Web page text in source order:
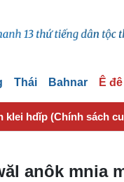
Thái Bahnar Ê đê
klei hdĭp (Chính sách
anôk mnia